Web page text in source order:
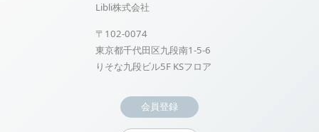
Libli株式会社
〒102-0074
東京都千代田区九段南1-5-6
りそな九段ビル5F KSフロア
会員登録